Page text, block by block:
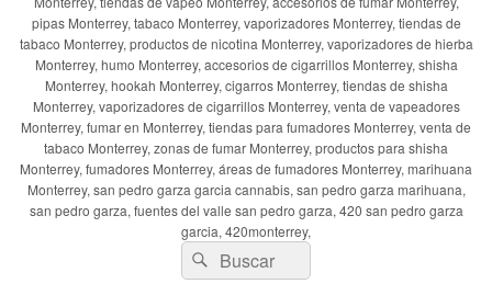
pipas Monterrey, tabaco Monterrey, vaporizadores Monterrey, tiendas de
tabaco Monterrey, productos de nicotina Monterrey, vaporizadores de hierba
Monterrey, humo Monterrey, accesorios de cigarrillos Monterrey, shisha
Monterrey, hookah Monterrey, cigarros Monterrey, tiendas de shisha
Monterrey, vaporizadores de cigarrillos Monterrey, venta de vapeadores
Monterrey, fumar en Monterrey, tiendas para fumadores Monterrey, venta de
tabaco Monterrey, zonas de fumar Monterrey, productos para shisha
Monterrey, fumadores Monterrey, áreas de fumadores Monterrey, marihuana
Monterrey, san pedro garza garcia cannabis, san pedro garza marihuana,
san pedro garza, fuentes del valle san pedro garza, 420 san pedro garza
garcia, 420monterrey,
Buscar
por:
Buscar